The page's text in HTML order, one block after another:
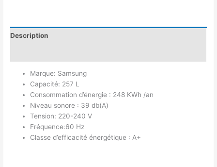
Description
Marque: Samsung
Capacité: 257 L
Consommation d’énergie : 248 KWh /an
Niveau sonore : 39 db(A)
Tension: 220-240 V
Fréquence:60 Hz
Classe d’efficacité énergétique : A+